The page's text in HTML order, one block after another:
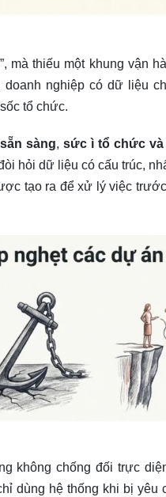
mà thiếu một khung vận
nghiệp có dữ liệu
tổ chức.
sàng,sức ì tổ chức
hỏi dữ liệu có cấu trúc,
tạo ra để xử lý việc
không chống đối trực
dùng hệ thống khi bị yêu